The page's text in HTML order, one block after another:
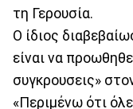
τη Γερουσία.
Ο ίδιος
είναι να
συγκρουσεις»
«Περιμένω ότι